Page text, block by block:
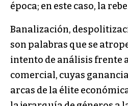
época; en este caso, la
Banalización,
son palabras que se
intento de análisis frente
comercial, cuyas
arcas de la élite